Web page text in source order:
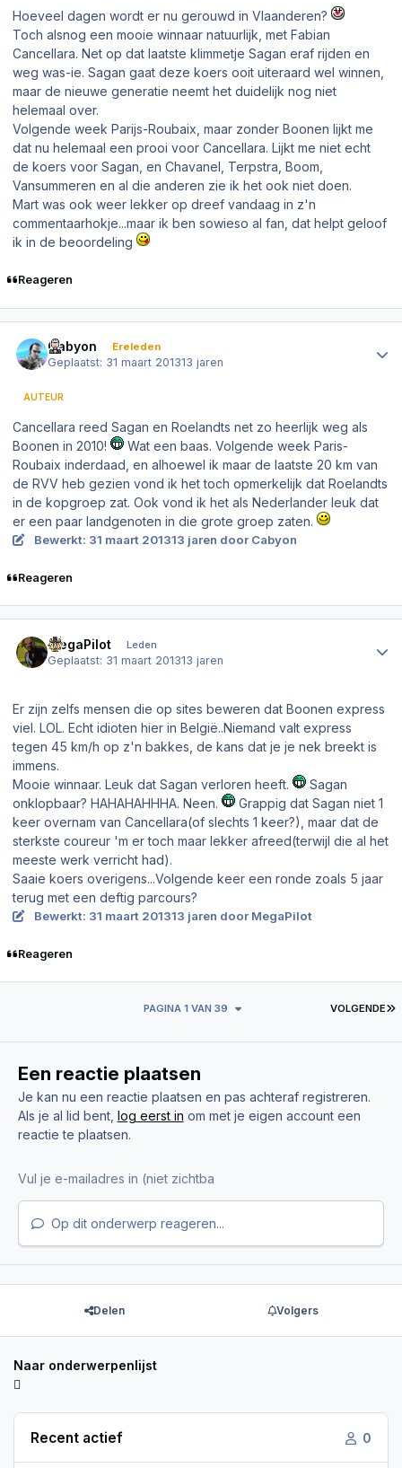
Hoeveel dagen wordt er nu gerouwd in Vlaanderen?
Toch alsnog een mooie winnaar natuurlijk, met Fabian
Cancellara. Net op dat laatste klimmetje Sagan eraf rijden en
weg was-ie. Sagan gaat deze koers ooit uiteraard wel winnen,
maar de nieuwe generatie neemt het duidelijk nog niet
helemaal over.
Volgende week Parijs-Roubaix, maar zonder Boonen lijkt me
dat nu helemaal een prooi voor Cancellara. Lijkt me niet echt
de koers voor Sagan, en Chavanel, Terpstra, Boom,
Vansummeren en al die anderen zie ik het ook niet doen.
Mart was ook weer lekker op dreef vandaag in z'n
commentaarhokje...maar ik ben sowieso al fan, dat helpt geloof
ik in de beoordeling
Reageren
Cabyon Ereleden
Geplaatst: 31 maart 201313 jaren
AUTEUR
Cancellara reed Sagan en Roelandts net zo heerlijk weg als
Boonen in 2010!
Wat een baas. Volgende week Paris-
Roubaix inderdaad, en alhoewel ik maar de laatste 20 km van
de RVV heb gezien vond ik het toch opmerkelijk dat Roelandts
in de kopgroep zat. Ook vond ik het als Nederlander leuk dat
er een paar landgenoten in die grote groep zaten.
Bewerkt: 31 maart 201313 jaren door Cabyon
Reageren
MegaPilot Leden
Geplaatst: 31 maart 201313 jaren
Er zijn zelfs mensen die op sites beweren dat Boonen express
viel. LOL. Echt idioten hier in België..Niemand valt express
tegen 45 km/h op z'n bakkes, de kans dat je je nek breekt is
immens.
Mooie winnaar. Leuk dat Sagan verloren heeft.
Sagan
onklopbaar? HAHAHAHHHA. Neen.
Grappig dat Sagan niet 1
keer overnam van Cancellara(of slechts 1 keer?), maar dat de
sterkste coureur 'm er toch maar lekker afreed(terwijl die al het
meeste werk verricht had).
Saaie koers overigens...Volgende keer een ronde zoals 5 jaar
terug met een deftig parcours?
Bewerkt: 31 maart 201313 jaren door MegaPilot
Reageren
VOLGENDE
PAGINA 1 VAN 39
Een reactie plaatsen
Je kan nu een reactie plaatsen en pas achteraf registreren.
Als je al lid bent, log eerst in om met je eigen account een
reactie te plaatsen.
Op dit onderwerp reageren...
Delen Volgers
Naar onderwerpenlijst
Recent actief 0